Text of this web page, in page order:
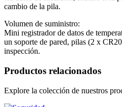
cambio de la pila.
Volumen de suministro:
Mini registrador de datos de
un soporte de pared, pilas (2 x
inspección.
Productos relacionados
Explore la colección de nuestros